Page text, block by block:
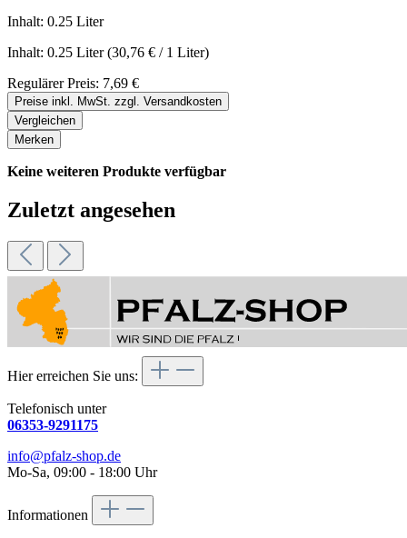
Inhalt: 0.25 Liter
Inhalt: 0.25 Liter(30,76 € / 1 Liter)
Regulärer Preis: 7,69 €
Preise inkl. MwSt. zzgl. Versandkosten
Vergleichen
Merken
Keine weiteren Produkte verfügbar
Zuletzt angesehen
Hier erreichen Sie uns:
Telefonisch unter
06353-9291175
info@pfalz-shop.de
Mo-Sa, 09:00 - 18:00 Uhr
Informationen